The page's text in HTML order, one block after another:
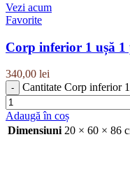
Vezi acum
Favorite
Corp inferior 1 ușă
340,00 lei
Cantitate Corp inferior
Adaugă în coș
Dimensiuni 20 × 60 × 86